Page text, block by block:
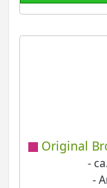
Original
-
-